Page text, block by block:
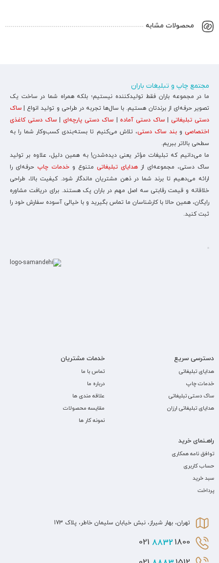
محصولات مشابه
مجتمع چاپ و تبلیغات باران
ما در مجموعه باران فقط تولیدکننده نیستیم؛ بلکه همراه شما در ساخت یک
تصویر حرفه‌ای از برندتان هستیم. با سال‌ها تجربه در طراحی و تولید انواع | ساک
دستی تبلیغاتی |ساک دستی آماده ساک دستی پارچه‌ای| ساک دستی کاغذی
اختصاصی وبند ساک دستی، تلاش می‌کنیم تا بسته‌بندی کسب‌وکار شما را به
سطحی بالاتر ببریم.
ما می‌دانیم که تبلیغات مؤثر یعنی دیده‌شدن! به همین دلیل، علاوه بر تولید
ساک دستی، مجموعه‌ای از هدایای تبلیغاتی متنوع و خدمات چاپ حرفه‌ای را
ارائه می‌دهیم تا برند شما در ذهن مشتریان ماندگار شود. کیفیت بالا، طراحی
خلاقانه و قیمت رقابتی سه اصل مهم در باران پک هستند. برای دریافت مشاوره
رایگان، همین حالا با کارشناسان ما تماس بگیرید و با خیالی آسوده سفارش خود را
ثبت کنید.
دسترسی سریع
هدایای تبلیغاتی
خدمات چاپ
ساک دستی تبلیغاتی
هدایای تبلیغاتی ارزان
خدمات مشتریان
تماس با ما
درباره ما
علاقه مندی ها
مقایسه محصولات
نمونه کار ها
راهـنمای خرید
توافق نامه همکاری
حساب کاربری
سبد خرید
پرداخت
تهران، بهار شیراز، نبش خیابان سلیمان خاطر، پلاک 173
8832 1800 021